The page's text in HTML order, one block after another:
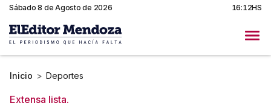
Sábado 8 de Agosto de 2026 16:12HS
Inicio > Deportes
Extensa lista.